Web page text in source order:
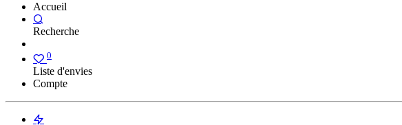
Accueil
Recherche
0
Liste d'envies
Compte